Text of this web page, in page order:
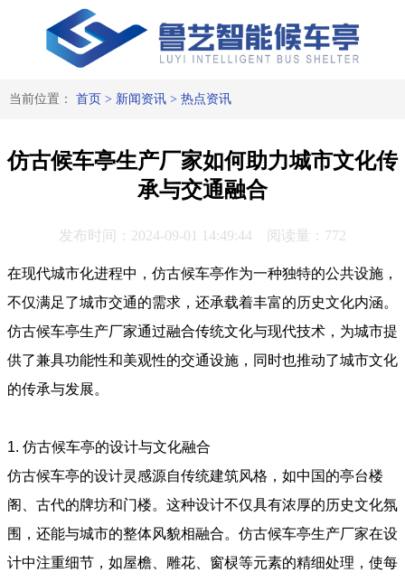
当前位置： 首页 > 新闻资讯> 热点资讯
仿古候车亭生产厂家如何助力城市文化传
承与交通融合
发布时间：2024-09-01 14:49:44 阅读量：772
在现代城市化进程中，仿古候车亭作为一种独特的公共设施，
不仅满足了城市交通的需求，还承载着丰富的历史文化内涵。
仿古候车亭生产厂家通过融合传统文化与现代技术，为城市提
供了兼具功能性和美观性的交通设施，同时也推动了城市文化
的传承与发展。
1. 仿古候车亭的设计与文化融合
仿古候车亭的设计灵感源自传统建筑风格，如中国的亭台楼
阁、古代的牌坊和门楼。这种设计不仅具有浓厚的历史文化氛
围，还能与城市的整体风貌相融合。仿古候车亭生产厂家在设
计中注重细节，如屋檐、雕花、窗棂等元素的精细处理，使每